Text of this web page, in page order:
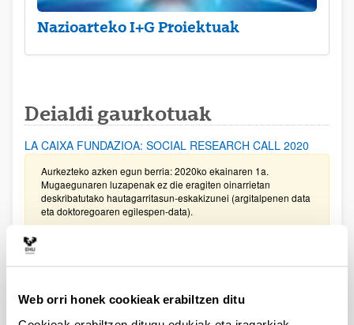
Web orri honek cookieak erabiltzen ditu
Nazioarteko I+G Proiektuak
Deialdi gaurkotuak
LA CAIXA FUNDAZIOA: SOCIAL RESEARCH CALL 2020
Aurkezteko azken egun berria: 2020ko ekainaren 1a.
Mugaegunaren luzapenak ez die eragiten oinarrietan
deskribatutako hautagarritasun-eskakizunei (argitalpenen data
eta doktoregoaren egilespen-data).
Iberdrola Fundazioa: laguntzen deialdia Energia eta
Ingurumen arloetan ikertzeko 2020
dezatela igz.deialdial@ehu.eus helbidera, lehenbailehen.